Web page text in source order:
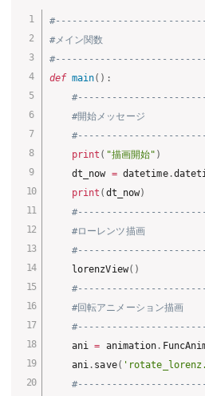
#メイン関数
def main( ) :
#開始メッセージ
print ( "描画開始" )
    dt_now
= datetime.
print ( dt_now)
#ローレンツ描画
    lorenzView
( )
#回転アニメーション描画
    ani
= animation .
    ani
. save(